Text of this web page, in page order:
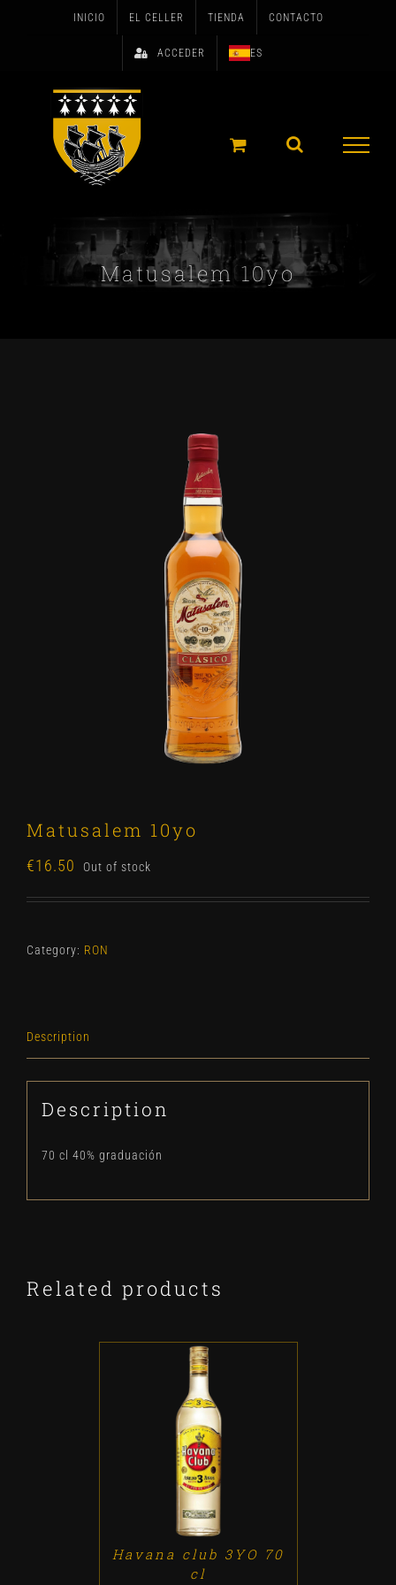
INICIO EL CELLER TIENDA CONTACTO
ACCEDER ES
Matusalem 10yo
Matusalem 10yo
€16.50 Out of stock
Category: RON
Description
Description
70 cl 40% graduación
Related products
ADD TO CART /
Havana club 3YO 70
cl